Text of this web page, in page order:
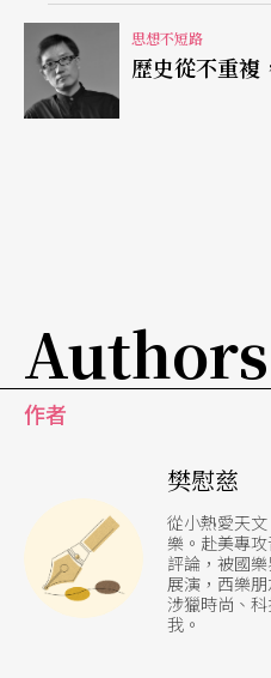
廿世紀初是天文物理學大
同時期的美國天文學家
-1953）不但發現銀河系
察者的位置時，後者將感
減弱的現象。此效應同時
生活裡常見的例子就是當
飛離的遠方星系，因光
因此在意象上，紅色就
知的未來的意象。
思想不短路
歷史從不重複
Authors
作者
樊慰慈
從小熱愛天
樂。赴美專
評論，被國
展演，西樂
涉獵時尚、
我。